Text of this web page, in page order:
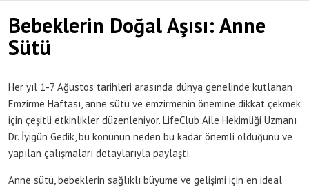
Bebeklerin Doğal Aşısı: Anne
Sütü
Her yıl 1-7 Ağustos tarihleri arasında dünya genelinde kutlanan
Emzirme Haftası, anne sütü ve emzirmenin önemine dikkat çekmek
için çeşitli etkinlikler düzenleniyor. LifeClub Aile Hekimliği Uzmanı
Dr. İyigün Gedik, bu konunun neden bu kadar önemli olduğunu ve
yapılan çalışmaları detaylarıyla paylaştı.
Anne sütü, bebeklerin sağlıklı büyüme ve gelişimi için en ideal